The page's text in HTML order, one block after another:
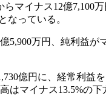
マイナス12億7,100
なっている。
5,900万円、純利益が
億円に、経常利益
はマイナス13.5%の下